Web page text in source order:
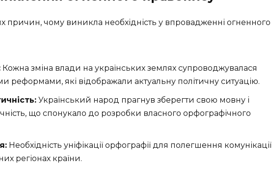
причин, чому виникла необхідність у впровадженні огненного
Кожна зміна влади на українських землях супроводжувалася
які відображали актуальну політичну ситуацію.
Український народ прагнув зберегти свою мовну і
що спонукало до розробки власного орфографічного
Необхідність уніфікації орфографії для полегшення комунікації
регіонах країни.